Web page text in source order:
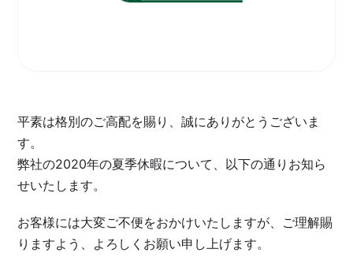
平素は格別のご高配を賜り、誠にありがとうございま
す。
弊社の2020年の夏季休暇について、以下の通りお知ら
せいたします。
お客様には大変ご不便をおかけいたしますが、ご理解賜
りますよう、よろしくお願い申し上げます。